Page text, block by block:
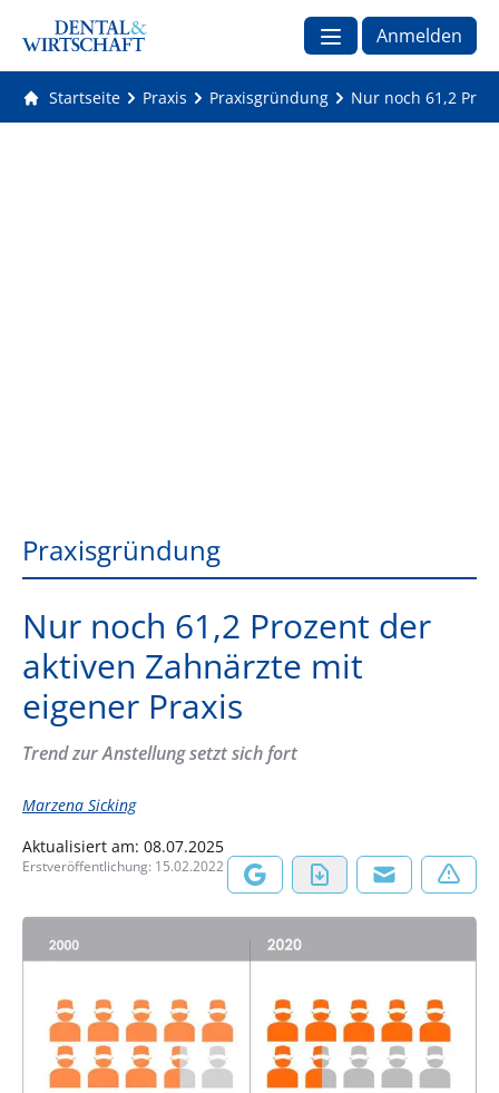
Anmelden
Startseite Praxis Praxisgründung Nur noch 61,2
Praxisgründung
Nur noch 61,2 Prozent der
aktiven Zahnärzte mit
eigener Praxis
Trend zur Anstellung setzt sich fort
Marzena Sicking
Aktualisiert am: 08.07.2025
Erstveröffentlichung: 15.02.2022